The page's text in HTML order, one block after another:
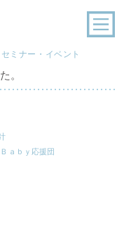
セミナー・イベント
。
ａｂｙ応援団